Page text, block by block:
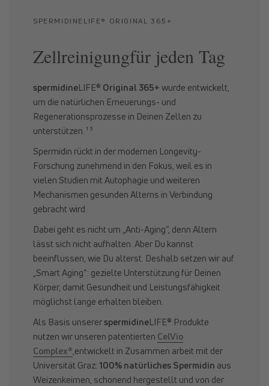
SPERMIDINELIFE® ORIGINAL 365+
Zellreinigungfür jeden Tag
spermidineLIFE® Original 365+ wurde entwickelt,
um die natürlichen Erneuerungs- und
Regenerationsprozesse in Deinen Zellen zu
unterstützen. ¹ ³
Spermidin rückt in der modernen Longevity-
Forschung zunehmend in den Fokus, weil es in
vielen Studien mit Autophagie und weiteren
Mechanismen gesunden Alterns in Verbindung
gebracht wird.
Dabei geht es nicht um „Anti-Aging“, denn Altern
lässt sich nicht aufhalten. Aber Du kannst
beeinflussen, wie Du alterst. Deshalb setzen wir auf
„Smart Aging“: gezielte Unterstützung für Deinen
Körper, damit Gesundheit und Leistungsfähigkeit
möglichst lange erhalten bleiben.
Als Basis unsererspermidineLIFE® Produkte
nutzen wir unseren patentierten CelVio
Complex® ,entwickelt in Zusammen arbeit mit der
Universität Graz: 100% natürliches Spermidin aus
Weizenkeimen, schonend hergestellt und von der